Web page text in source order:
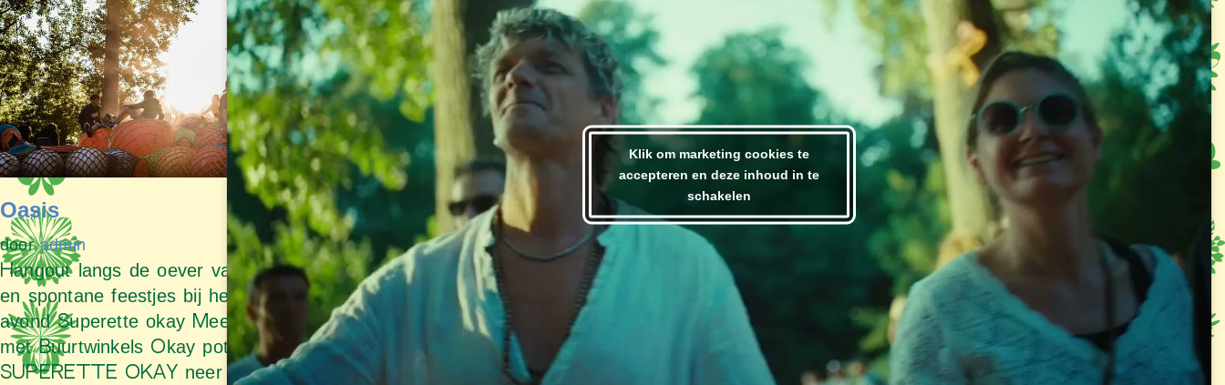
Ticket info
dooradmin
Rookie (-16) & New Generation (16-24)
tickets Voor kinderen en jongeren van 3 t.e.m.
23 jaar. Kinderen onder de 3 hebben geen
ticket nodig. (leeftijd op de dag van het
evenement) Er wordt een fee per ticket
Oasis
dooradmin
Hangout langs de oever van het Minnewater
en spontane feestjes bij het vallen van de
avond Superette okay Meer muziek! Samen
met Buurtwinkels Okay poten we de
SUPERETTE OKAY neer op de Cactus
dooradmin
Klik om marketing cookies te
accepteren en deze inhoud in te
schakelen